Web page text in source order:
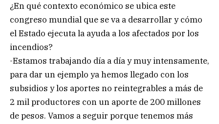
¿En qué contexto económico se ubica este
congreso mundial que se va a desarrollar y cómo
el Estado ejecuta la ayuda a los afectados por los
incendios?
-Estamos trabajando día a día y muy intensamente,
para dar un ejemplo ya hemos llegado con los
subsidios y los aportes no reintegrables a más de
2 mil productores con un aporte de 200 millones
de pesos. Vamos a seguir porque tenemos más